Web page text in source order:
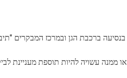
עשויה להיות תוספת מעניינת